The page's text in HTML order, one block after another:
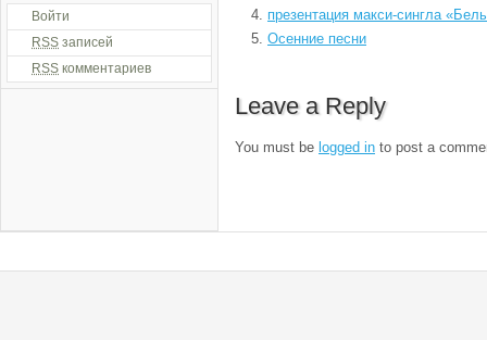
презентация макси-сингла
Осенние песни
Leave a Reply
You must be logged in to post a
Войти
RSS записей
RSS комментариев